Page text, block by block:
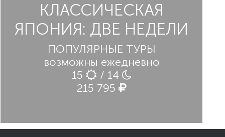
КЛАССИЧЕСКАЯ
ЯПОНИЯ: ДВЕ НЕДЕЛИ
ПОПУЛЯРНЫЕ ТУРЫ
возможны ежедневно
15
/ 14
215 795